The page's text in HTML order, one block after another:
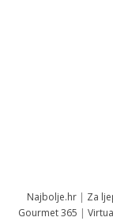
Najbolje.hr| Za
Gourmet 365 |